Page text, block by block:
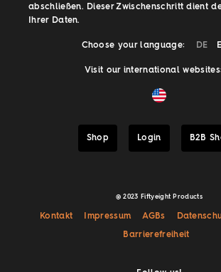
abschließen. Dieser Zwischenschritt dient
Ihrer Daten.
Choose your language: DE
Visit our international websites:
Shop Login B2B
@ 2023 Fiftyeight Products
Kontakt Impressum AGBs
Barrierefreiheit